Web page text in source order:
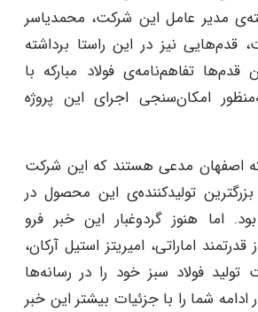
مدیر عامل این شرکت، محمدیاسر
قدم‌هایی نیز در این راستا برداشته
تفاهم‌نامه‌ی فولاد مبارکه با
امکان‌سنجی اجرای این پروژه
اصفهان مدعی هستند که این شرکت
تولیدکننده‌ی این محصول در
اما هنوز گردوغبار این خبر فرو
اماراتی، امیریتز استیل آرکان،
تولید فولاد سبز خود را در رسانه‌ها
شما را با جزئیات بیشتر این خبر